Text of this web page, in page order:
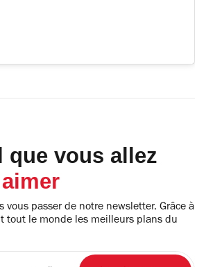
que vous allez
aimer
vous passer de notre newsletter. Grâce à
tout le monde les meilleurs plans du